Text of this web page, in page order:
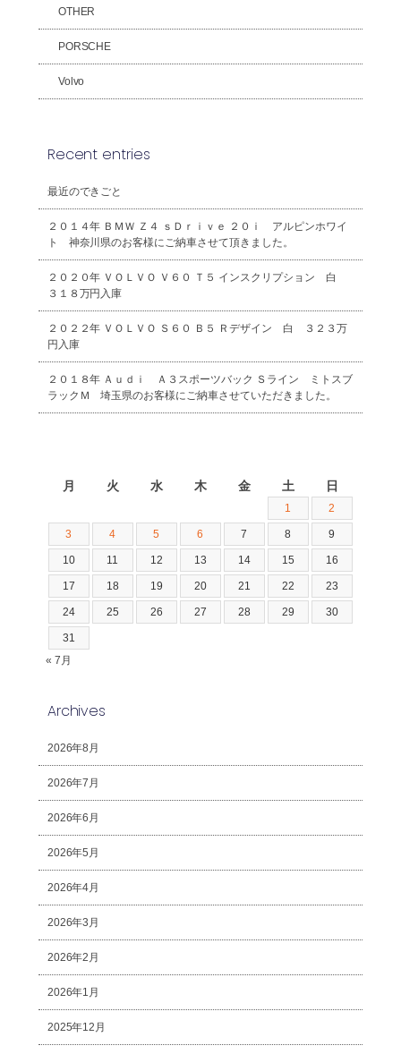
OTHER
PORSCHE
Volvo
Recent entries
最近のできごと
２０１４年 ＢＭＷ Ｚ４ ｓＤｒｉｖｅ ２０ｉ アルピンホワイ
ト 神奈川県のお客様にご納車させて頂きました。
２０２０年 ＶＯＬＶＯ Ｖ６０ Ｔ５ インスクリプション 白
３１８万円入庫
２０２２年 ＶＯＬＶＯ Ｓ６０ Ｂ５ Ｒデザイン 白 ３２３万
円入庫
２０１８年 Ａｕｄｉ Ａ３スポーツバック Ｓライン ミトスブ
ラックＭ 埼玉県のお客様にご納車させていただきました。
月 火 水 木 金 土 日
1 2
3 4 5 6 7 8 9
10 11 12 13 14 15 16
17 18 19 20 21 22 23
24 25 26 27 28 29 30
31
« 7月
Archives
2026年8月
2026年7月
2026年6月
2026年5月
2026年4月
2026年3月
2026年2月
2026年1月
2025年12月